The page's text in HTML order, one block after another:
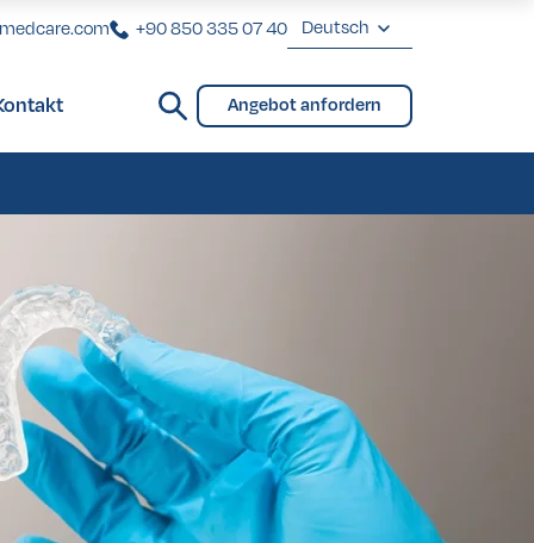
+90 850 335 07 40
Deutsch
Deutsch
Türkçe
Brücken und Teilprothese
in der Türkei
Angebot anfordern
Brücken und Teilprothese
in der Türkei